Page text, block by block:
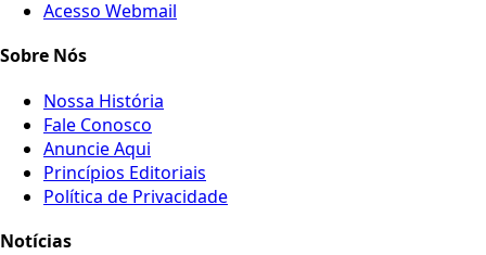
Acesso Webmail
Sobre Nós
Nossa História
Fale Conosco
Anuncie Aqui
Princípios Editoriais
Política de Privacidade
Notícias